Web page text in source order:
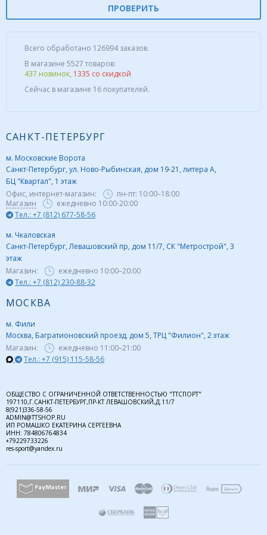
ПРОВЕРИТЬ
Всего обработано 126994 заказов.
В магазине 5527 товаров:
437 новинок, 1335 со скидкой
Сейчас в магазине 16 покупателей.
САНКТ-ПЕТЕРБУРГ
м. Московские Ворота
Санкт-Петербург, ул. Ново-Рыбинская, дом 19-21, литера А,
БЦ "Квартал", 1 этаж
Офис, интернет-магазин:
пн-пт: 10:00–18:00
Магазин
ежедневно 10:00-20:00
Тел.: +7 (812) 677-58-56
м. Чкаловская
Санкт-Петербург, Левашовский пр, дом 11/7, СК "Метрострой", 3
этаж
Магазин:
ежедневно 10:00–20:00
Тел.: +7 (812) 230-88-32
МОСКВА
м. Фили
Москва, Багратионовский проезд, дом 5, ТРЦ "Филион", 2 этаж
Магазин:
ежедневно 11:00–21:00
Тел.: +7 (915) 115-58-56
ОБЩЕСТВО С ОГРАНИЧЕННОЙ ОТВЕТСТВЕННОСТЬЮ "ТТСПОРТ"
197110,Г.САНКТ-ПЕТЕРБУРГ,ПР-КТ ЛЕВАШОВСКИЙ,Д.11/7
8(921)336-58-56
ADMIN@TTSHOP.RU
ИП РОМАШКО ЕКАТЕРИНА СЕРГЕЕВНА
ИНН: 784806764834
+79229733226
res-sport@yandex.ru